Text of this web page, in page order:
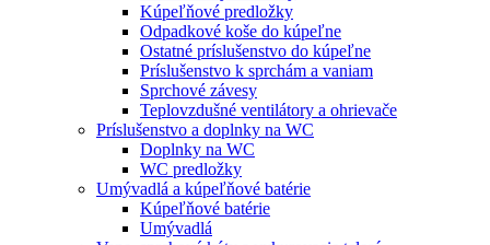
Kúpeľňové predložky
Odpadkové koše do kúpeľne
Ostatné príslušenstvo do kúpeľne
Príslušenstvo k sprchám a vaniam
Sprchové závesy
Teplovzdušné ventilátory a ohrievače
Príslušenstvo a doplnky na WC
Doplnky na WC
WC predložky
Umývadlá a kúpeľňové batérie
Kúpeľňové batérie
Umývadlá